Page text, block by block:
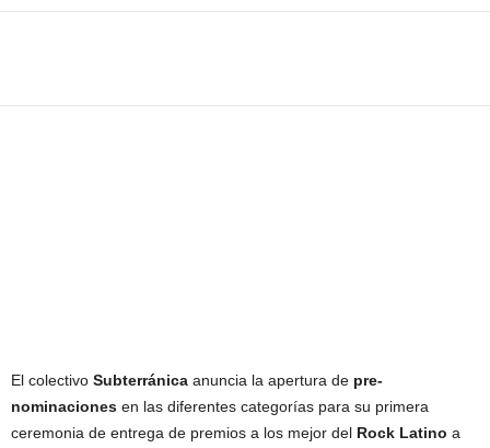
El colectivo Subterránica anuncia la apertura de pre-
nominaciones en las diferentes categorías para su primera
ceremonia de entrega de premios a los mejor del Rock Latino a